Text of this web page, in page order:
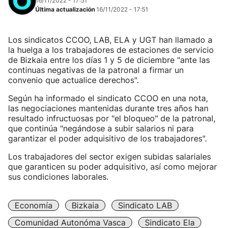
Última actualización 16/11/2022 - 17:51
Los sindicatos CCOO, LAB, ELA y UGT han llamado a
la huelga a los trabajadores de estaciones de servicio
de Bizkaia entre los días 1 y 5 de diciembre "ante las
continuas negativas de la patronal a firmar un
convenio que actualice derechos".
Según ha informado el sindicato CCOO en una nota,
las negociaciones mantenidas durante tres años han
resultado infructuosas por "el bloqueo" de la patronal,
que continúa "negándose a subir salarios ni para
garantizar el poder adquisitivo de los trabajadores".
Los trabajadores del sector exigen subidas salariales
que garanticen su poder adquisitivo, así como mejorar
sus condiciones laborales.
Economía Bizkaia
Sindicato LAB
Comunidad Autonóma Vasca
Sindicato Ela